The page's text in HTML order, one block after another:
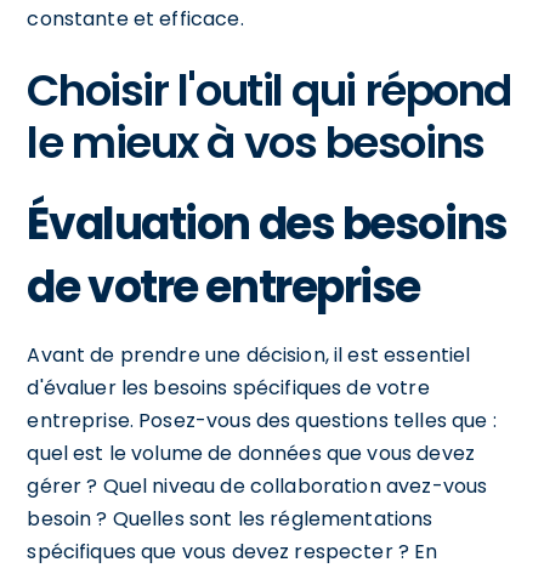
constante et efficace.
Choisir l'outil qui répond
le mieux à vos besoins
Évaluation des besoins
de votre entreprise
Avant de prendre une décision, il est essentiel
d'évaluer les besoins spécifiques de votre
entreprise. Posez-vous des questions telles que :
quel est le volume de données que vous devez
gérer ? Quel niveau de collaboration avez-vous
besoin ? Quelles sont les réglementations
spécifiques que vous devez respecter ? En